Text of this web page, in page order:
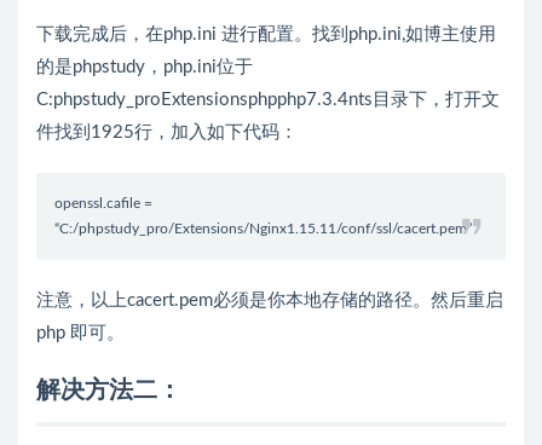
下载完成后，在php.ini 进行配置。找到php.ini,如博主使用
的是phpstudy，php.ini位于
C:phpstudy_proExtensionsphpphp7.3.4nts目录下，打开文
件找到1925行，加入如下代码：
openssl.cafile =
“C:/phpstudy_pro/Extensions/Nginx1.15.11/conf/ssl/cacert.pem”
注意，以上cacert.pem必须是你本地存储的路径。然后重启
php 即可。
解决方法二：